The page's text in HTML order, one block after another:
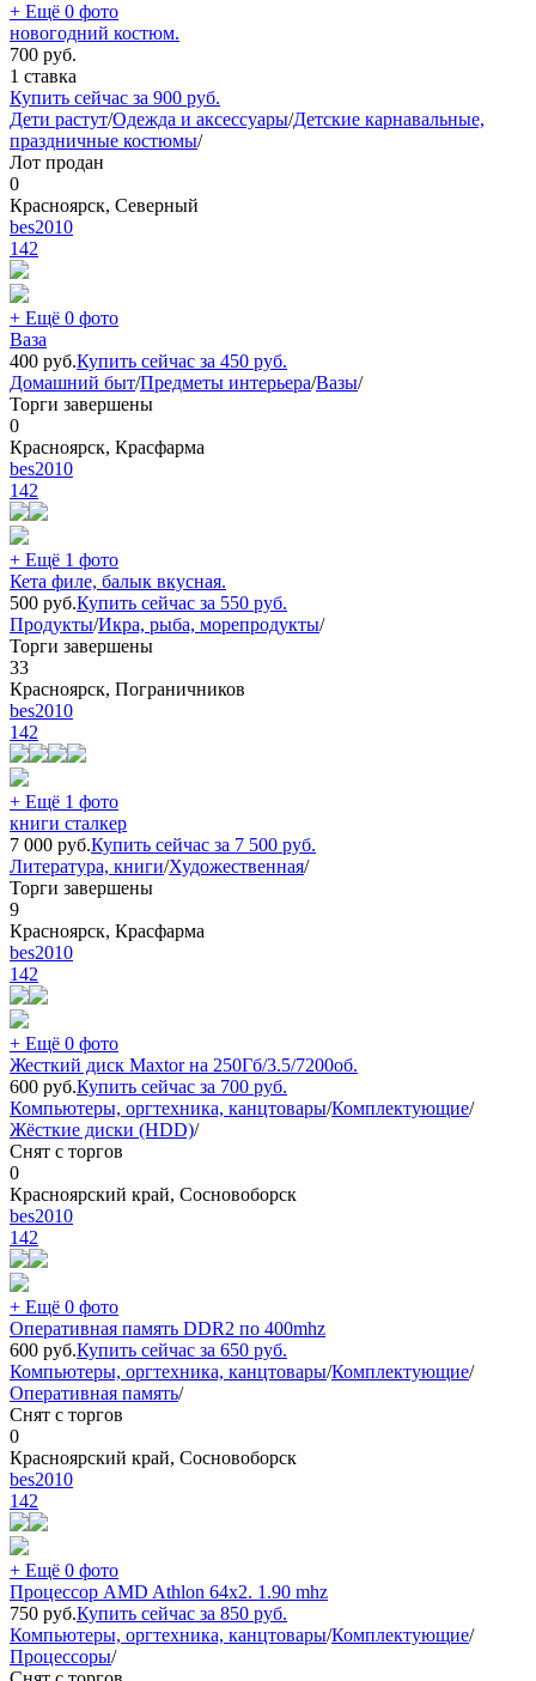
+ Ещё 0 фото
новогодний костюм.
700 руб.
1 ставка
Купить сейчас за 900 руб.
Дети растут/Одежда и аксессуары/Детские карнавальные,
праздничные костюмы/
Лот продан
0
Красноярск, Северный
bes2010
142
+ Ещё 0 фото
Ваза
400 руб.Купить сейчас за 450 руб.
Домашний быт/Предметы интерьера/Вазы/
Торги завершены
0
Красноярск, Красфарма
bes2010
142
+ Ещё 1 фото
Кета филе, балык вкусная.
500 руб.Купить сейчас за 550 руб.
Продукты/Икра, рыба, морепродукты/
Торги завершены
33
Красноярск, Пограничников
bes2010
142
+ Ещё 1 фото
книги сталкер
7 000 руб.Купить сейчас за 7 500 руб.
Литература, книги/Художественная/
Торги завершены
9
Красноярск, Красфарма
bes2010
142
+ Ещё 0 фото
Жесткий диск Maxtor на 250Гб/3.5/7200об.
600 руб.Купить сейчас за 700 руб.
Компьютеры, оргтехника, канцтовары/Комплектующие/
Жёсткие диски (HDD)/
Снят с торгов
0
Красноярский край, Сосновоборск
bes2010
142
+ Ещё 0 фото
Оперативная память DDR2 по 400mhz
600 руб.Купить сейчас за 650 руб.
Компьютеры, оргтехника, канцтовары/Комплектующие/
Оперативная память/
Снят с торгов
0
Красноярский край, Сосновоборск
bes2010
142
+ Ещё 0 фото
Процессор AMD Athlon 64x2. 1.90 mhz
750 руб.Купить сейчас за 850 руб.
Компьютеры, оргтехника, канцтовары/Комплектующие/
Процессоры/